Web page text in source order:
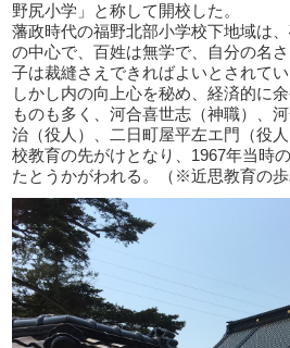
野尻小学」と称して開校した。
藩政時代の福野北部小学校下地域は
の中心で、百姓は無学で、自分の名
子は裁縫さえできればよいとされてい
しかし内の向上心を秘め、経済的に
ものも多く、河合喜世志（神職）、
治（役人）、二日町屋平左エ門（役
校教育の先がけとなり、1967年当時
たとうかがわれる。（※近思教育の歩